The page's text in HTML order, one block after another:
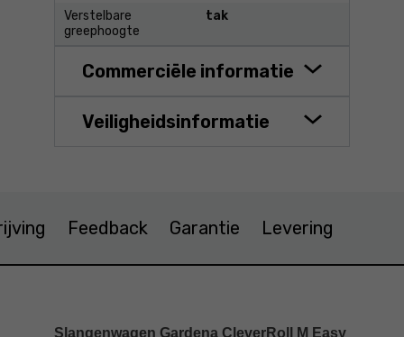
Verstelbare
greephoogte
tak
Commerciële informatie
Veiligheidsinformatie
Feedback Garantie Levering
Slangenwagen Gardena CleverRoll M Easy